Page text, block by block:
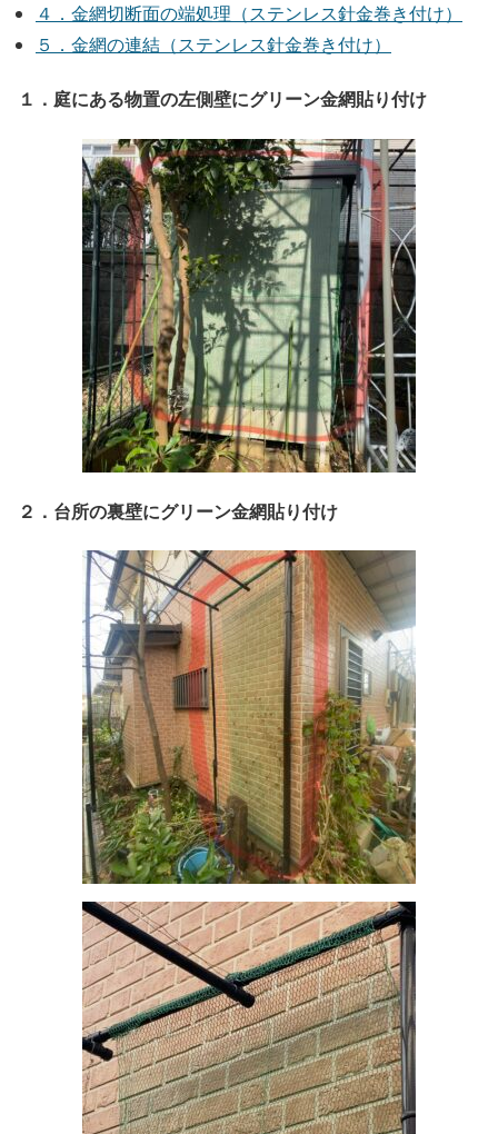
４．金網切断面の端処理（ステンレス針金巻き付け）
５．金網の連結（ステンレス針金巻き付け）
１．庭にある物置の左側壁にグリーン金網貼り付け
２．台所の裏壁にグリーン金網貼り付け